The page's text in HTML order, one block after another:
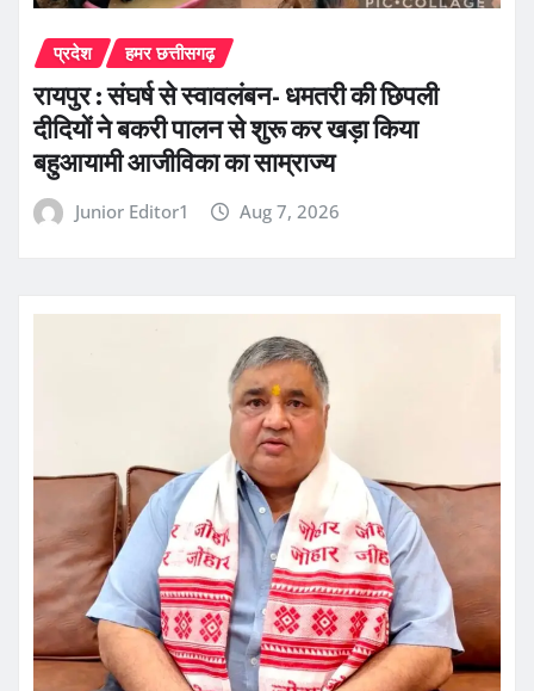
प्रदेश हमर छत्तीसगढ़
रायपुर : संघर्ष से स्वावलंबन- धमतरी की छिपली
दीदियों ने बकरी पालन से शुरू कर खड़ा किया
बहुआयामी आजीविका का साम्राज्य
Junior Editor1 Aug 7, 2026